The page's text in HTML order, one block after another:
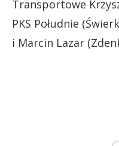
Transportowe
PKS Południe
i Marcin Lazar